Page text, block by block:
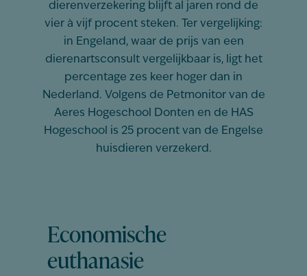
dierenverzekering blijft al jaren rond de
vier à vijf procent steken. Ter vergelijking:
in Engeland, waar de prijs van een
dierenartsconsult vergelijkbaar is, ligt het
percentage zes keer hoger dan in
Nederland. Volgens de Petmonitor van de
Aeres Hogeschool Donten en de HAS
Hogeschool is 25 procent van de Engelse
huisdieren verzekerd.
Economische
euthanasie